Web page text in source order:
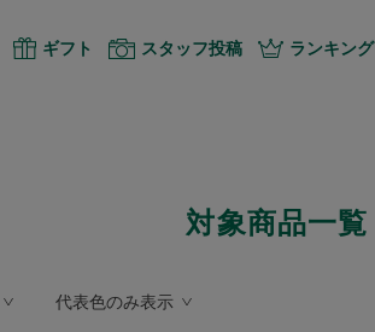
ギフト スタッフ投稿 ランキング
対象商品一覧
代表色のみ表示